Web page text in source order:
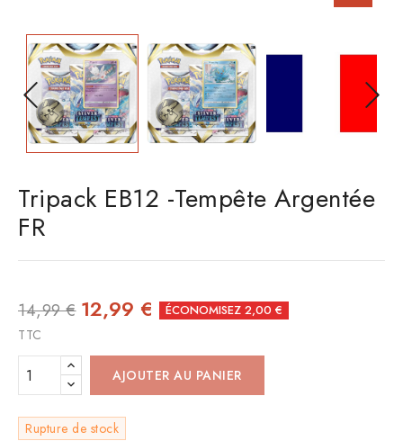
Tripack EB12 -Tempête Argentée
FR
14,99 € 12,99 € ÉCONOMISEZ 2,00 €
TTC
AJOUTER AU PANIER
Rupture de stock